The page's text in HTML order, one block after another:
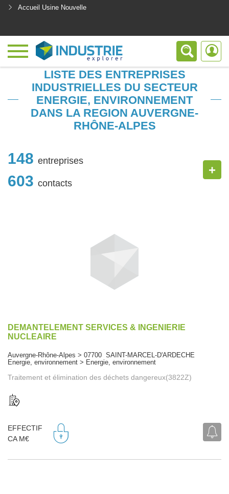
Accueil Usine Nouvelle
LISTE DES ENTREPRISES
INDUSTRIELLES DU SECTEUR
ENERGIE, ENVIRONNEMENT
DANS LA REGION AUVERGNE-
RHÔNE-ALPES
148 entreprises
603 contacts
+
DEMANTELEMENT SERVICES & INGENIERIE
NUCLEAIRE
Auvergne-Rhône-Alpes > 07700 SAINT-MARCEL-D'ARDECHE
Energie, environnement > Energie, environnement
Traitement et élimination des déchets dangereux(3822Z)
EFFECTIF
CA M€